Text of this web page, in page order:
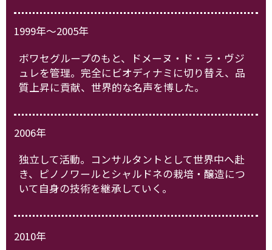
1999年～2005年
ボワセグループのもと、ドメーヌ・ド・ラ・ヴジ
ュレを管理。完全にビオディナミに切り替え、品
質上昇に貢献、世界的な名声を博した。
2006年
独立して活動。コンサルタントとして世界中へ赴
き、ピノノワールとシャルドネの栽培・醸造につ
いて自身の技術を継承していく。
2010年